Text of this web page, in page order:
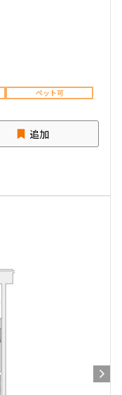
ペット可
追加